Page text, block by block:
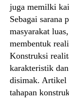
juga memilki
Sebagai sarana
masyarakat
membentuk
Konstruksi
karakteristik
disimak. Artikel
tahapan